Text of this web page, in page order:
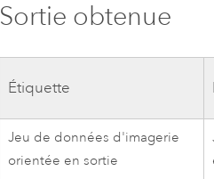
Sortie obtenue
Étiquette
Jeu de données d'imagerie
orientée en sortie